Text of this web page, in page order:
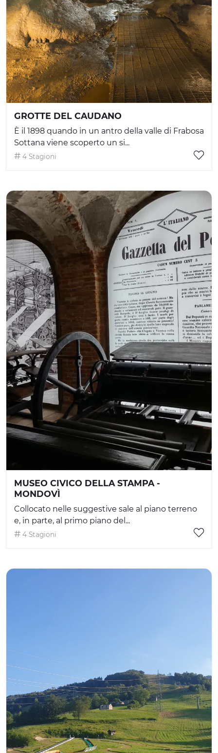
GROTTE DEL CAUDANO
È il 1898 quando in un antro della valle di Frabosa
Sottana viene scoperto un si...
4 Stagioni
MUSEO CIVICO DELLA STAMPA -
MONDOVÌ
Collocato nelle suggestive sale al piano terreno
e, in parte, al primo piano del...
4 Stagioni